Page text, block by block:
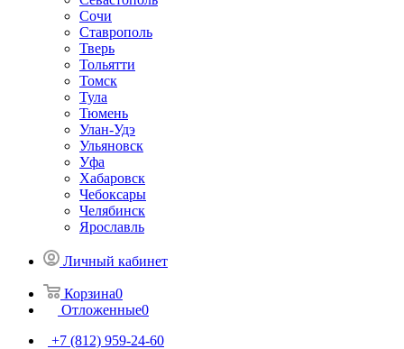
Сочи
Ставрополь
Тверь
Тольятти
Томск
Тула
Тюмень
Улан-Удэ
Ульяновск
Уфа
Хабаровск
Чебоксары
Челябинск
Ярославль
Личный кабинет
Корзина0
Отложенные0
+7 (812) 959-24-60